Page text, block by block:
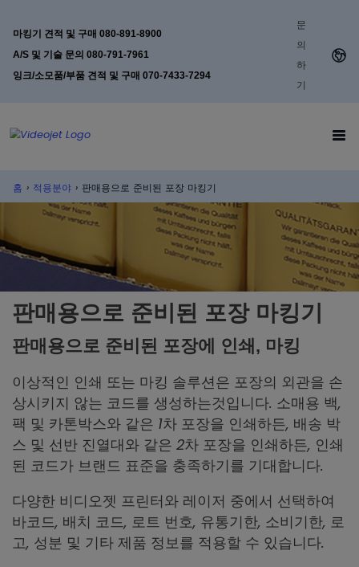
마킹기 견적 및 구매 080-891-8900
A/S 및 기술 문의 080-791-7961
잉크/소모품/부품 견적 및 구매 070-7433-7294
문
의
하
기
홈 › 적용분야 › 판매용으로 준비된 포장 마킹기
판매용으로 준비된 포장 마킹기
판매용으로 준비된 포장에 인쇄, 마킹
이상적인 인쇄 또는 마킹 솔루션은 포장의 외관을 손
상시키지 않는 코드를 생성하는것입니다. 소매용 백,
팩 및 카톤박스와 같은 1차 포장을 인쇄하든, 배송 박
스 및 선반 진열대와 같은 2차 포장을 인쇄하든, 인쇄
된 코드가 브랜드 표준을 충족하기를 기대합니다.
다양한 비디오젯 프린터와 레이저 중에서 선택하여
바코드, 배치 코드, 로트 번호, 유통기한, 소비기한, 로
고, 성분 및 기타 제품 정보를 적용할 수 있습니다.